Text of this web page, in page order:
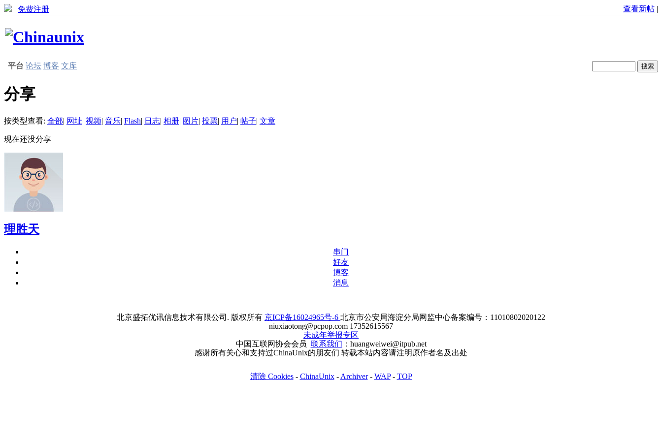
免费注册 查看新帖 |
平台 论坛 博客 文库
分享
按类型查看: 全部| 网址| 视频| 音乐| Flash| 日志| 相册| 图片| 投票| 用户| 帖子| 文章
现在还没分享
理胜天
串门
好友
博客
消息
北京盛拓优讯信息技术有限公司. 版权所有 京ICP备16024965号-6 北京市公安局海淀分局网监中心备案编号：11010802020122
niuxiaotong@pcpop.com 17352615567
未成年举报专区
中国互联网协会会员 联系我们 ：huangweiwei@itpub.net
感谢所有关心和支持过ChinaUnix的朋友们 转载本站内容请注明原作者名及出处
清除 Cookies- ChinaUnix- Archiver- WAP- TOP